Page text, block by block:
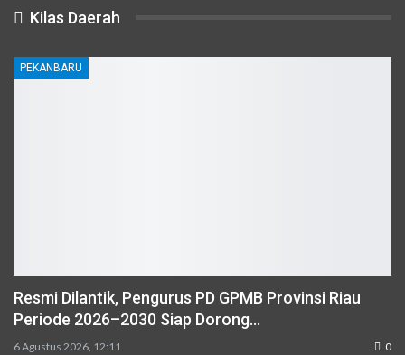
Kilas Daerah
PEKANBARU
Resmi Dilantik, Pengurus PD GPMB Provinsi Riau
Periode 2026–2030 Siap Dorong…
6 Agustus 2026, 12:11 0